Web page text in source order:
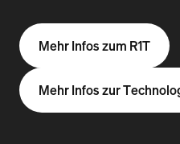
Mehr Infos zum R1T
Mehr Infos zur